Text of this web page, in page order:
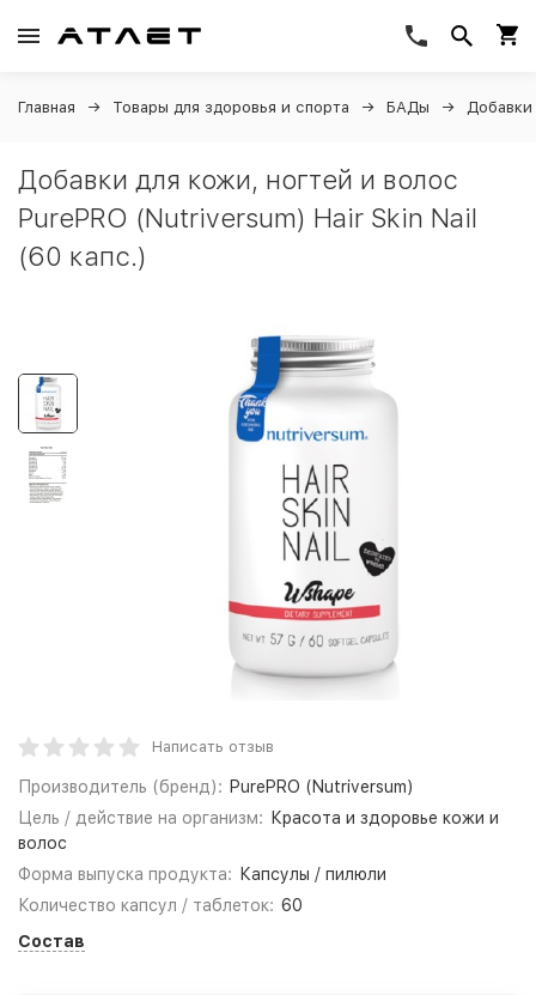
Главная Товары для здоровья и спорта БАДы Добавки
Добавки для кожи, ногтей и волос
PurePRO (Nutriversum) Hair Skin Nail
(60 капс.)
Написать отзыв
Производитель (бренд): PurePRO (Nutriversum)
Цель / действие на организм:
Красота и здоровье кожи и
волос
Форма выпуска продукта:
Капсулы / пилюли
Количество капсул / таблеток: 60
Состав